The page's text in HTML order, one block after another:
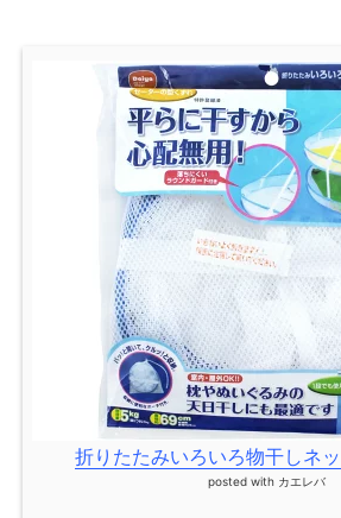
折りたたみいろいろ物干しネ
posted with カエレバ